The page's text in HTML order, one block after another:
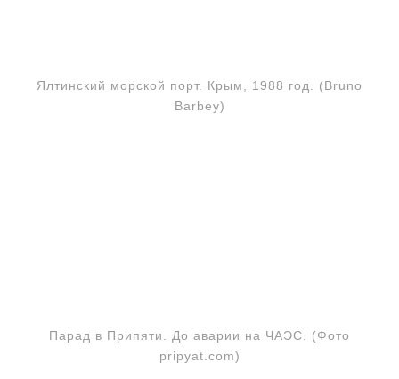
Ялтинский морской порт. Крым, 1988 год. (Bruno
Barbey)
Парад в Припяти. До аварии на ЧАЭС. (Фото
pripyat.com)